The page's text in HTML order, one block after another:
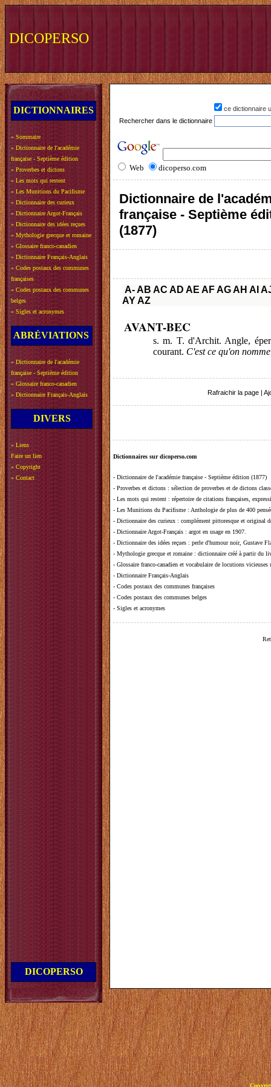
DICOPERSO
DICTIONNAIRES
» Sommaire
» Dictionnaire de l'académie
française - Septième édition
» Proverbes et dictons
» Les mots qui restent
» Les Munitions du Pacifisme
» Dictionnaire des curieux
» Dictionnaire Argot-Français
» Dictionnaire des idées reçues
» Mythologie grecque et romaine
» Glossaire franco-canadien
» Dictionnaire Français-Anglais
» Codes postaux des communes
françaises
» Codes postaux des communes
belges
» Sigles et acronymes
ABRÉVIATIONS
» Dictionnaire de l'académie
française - Septième édition
» Glossaire franco-canadien
» Dictionnaire Français-Anglais
DIVERS
» Liens
Faire un lien
» Copyright
» Contact
DICOPERSO
ce dictionnaire
Rechercher dans le dictionnaire
Web dicoperso.com
Dictionnaire de
française - Septième
(1877)
A-AB AC AD AE AFAGAH AI
AYAZ
AVANT-BEC
s. m. T. d'Archit. Angle,
courant. C'est ce qu'on
Rafraichir la page
Dictionnaires sur dicoperso.com
- Dictionnaire de l'académie française - Septième édition (1877)
- Proverbes et dictons : sélection de proverbes et de dictons
- Les mots qui restent : répertoire de citations françaises,
- Les Munitions du Pacifisme : Anthologie de plus de 400
- Dictionnaire des curieux : complément pittoresque et original
- Dictionnaire Argot-Français : argot en usage en 1907.
- Dictionnaire des idées reçues : perle d'humour noir, Gustave
- Mythologie grecque et romaine : dictionnaire créé à partir du
- Glossaire franco-canadien et vocabulaire de locutions vicieuses
- Dictionnaire Français-Anglais
- Codes postaux des communes françaises
- Codes postaux des communes belges
- Sigles et acronymes